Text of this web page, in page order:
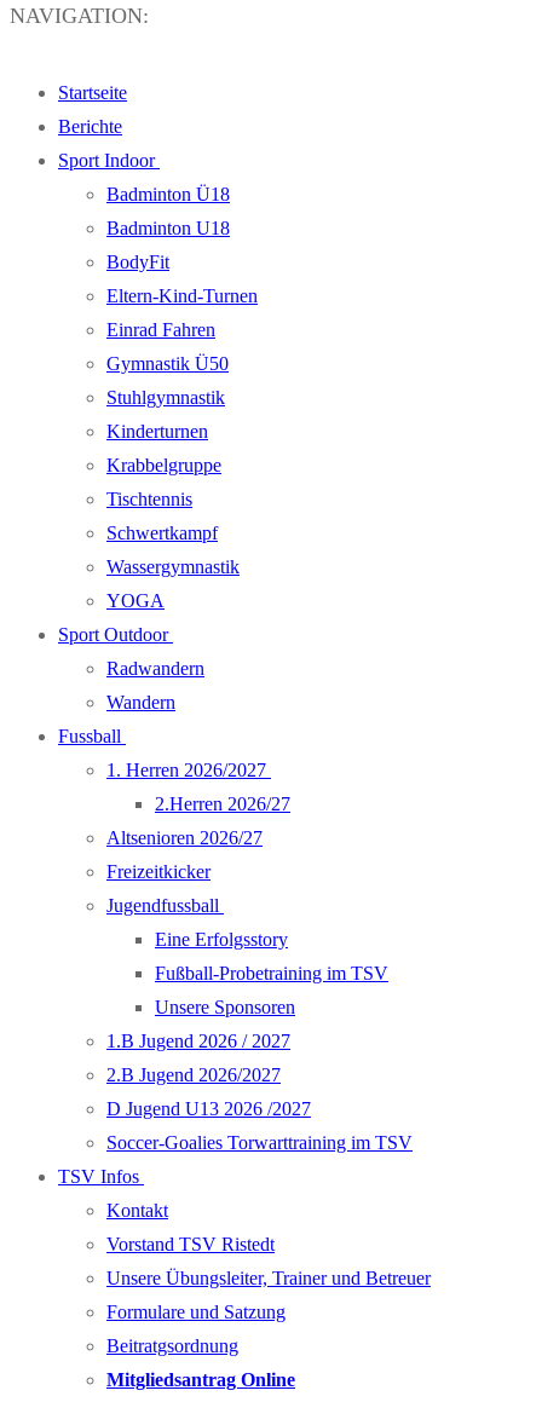
NAVIGATION:
Startseite
Berichte
Sport Indoor
Badminton Ü18
Badminton U18
BodyFit
Eltern-Kind-Turnen
Einrad Fahren
Gymnastik Ü50
Stuhlgymnastik
Kinderturnen
Krabbelgruppe
Tischtennis
Schwertkampf
Wassergymnastik
YOGA
Sport Outdoor
Radwandern
Wandern
Fussball
1. Herren 2026/2027
2.Herren 2026/27
Altsenioren 2026/27
Freizeitkicker
Jugendfussball
Eine Erfolgsstory
Fußball-Probetraining im TSV
Unsere Sponsoren
1.B Jugend 2026 / 2027
2.B Jugend 2026/2027
D Jugend U13 2026 /2027
Soccer-Goalies Torwarttraining im TSV
TSV Infos
Kontakt
Vorstand TSV Ristedt
Unsere Übungsleiter, Trainer und Betreuer
Formulare und Satzung
Beitratgsordnung
Mitgliedsantrag Online